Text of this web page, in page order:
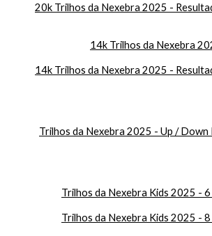
20k Trilhos da Nexebra 2025 -
14k Trilhos da Nexebra
14k Trilhos da Nexebra 2025 -
Trilhos da Nexebra 2025 - Up / Down
Trilhos da Nexebra Kids 2025 - 6
Trilhos da Nexebra Kids 2025 - 8